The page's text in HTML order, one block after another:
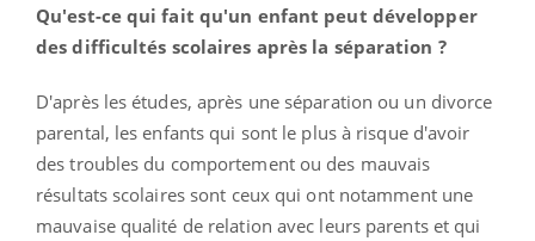
Qu'est-ce qui fait qu'un enfant peut développer
des difficultés scolaires après la séparation ?
D'après les études, après une séparation ou un divorce
parental, les enfants qui sont le plus à risque d'avoir
des troubles du comportement ou des mauvais
résultats scolaires sont ceux qui ont notamment une
mauvaise qualité de relation avec leurs parents et qui